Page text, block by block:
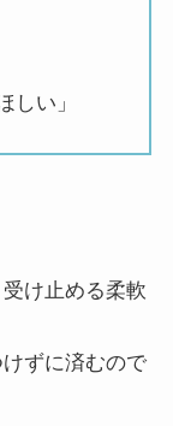
しい」
け止める柔軟
ずに済むので